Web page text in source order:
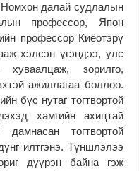
далай судлалын
профессор, Япон
профессор Киёотэрү
хэлсэн үгэндээ, улс
зорилго,
ажиллагаа боллоо.
бүс нутаг тогтвортой
хамгийн ахицтай
тогтвортой
илтгэнэ. Түншлэлээ
дүүрэн байна гэж